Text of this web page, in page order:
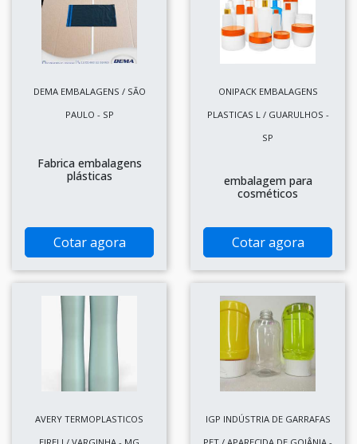
DEMA EMBALAGENS / SÃO
PAULO - SP
Fabrica embalagens
plásticas
Cotar agora
ONIPACK EMBALAGENS
PLASTICAS L / GUARULHOS -
SP
embalagem para
cosméticos
Cotar agora
AVERY TERMOPLASTICOS
IGP INDÚSTRIA DE GARRAFAS